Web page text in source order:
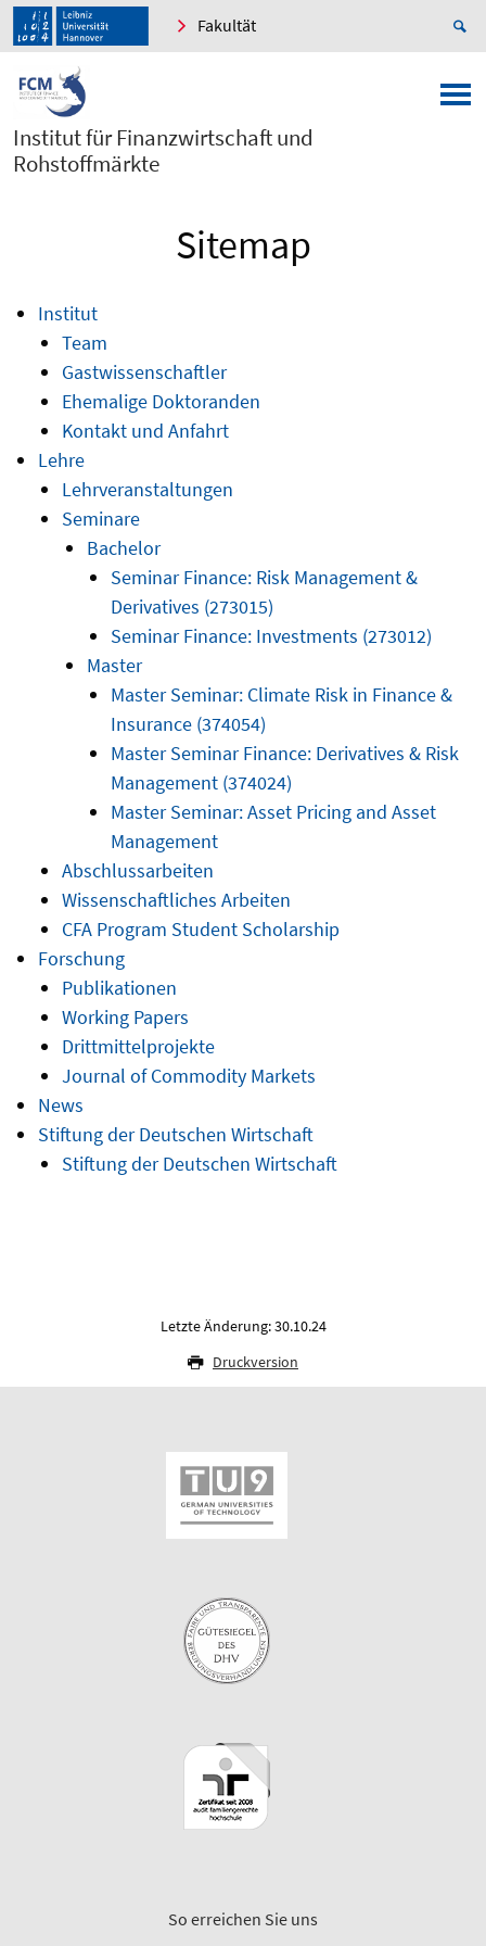
Fakultät
Institut für Finanzwirtschaft und
Rohstoffmärkte
Sitemap
Institut
Team
Gastwissenschaftler
Ehemalige Doktoranden
Kontakt und Anfahrt
Lehre
Lehrveranstaltungen
Seminare
Bachelor
Seminar Finance: Risk Management &
Derivatives (273015)
Seminar Finance: Investments (273012)
Master
Master Seminar: Climate Risk in Finance &
Insurance (374054)
Master Seminar Finance: Derivatives & Risk
Management (374024)
Master Seminar: Asset Pricing and Asset
Management
Abschlussarbeiten
Wissenschaftliches Arbeiten
CFA Program Student Scholarship
Forschung
Publikationen
Working Papers
Drittmittelprojekte
Journal of Commodity Markets
News
Stiftung der Deutschen Wirtschaft
Stiftung der Deutschen Wirtschaft
Letzte Änderung: 30.10.24
Druckversion
So erreichen Sie uns